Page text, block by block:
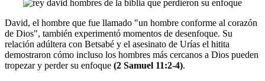
David, el hombre que fue llamado "un hombre conforme al corazón
de Dios", también experimentó momentos de desenfoque. Su
relación adúltera con Betsabé y el asesinato de Urías el hitita
demostraron cómo incluso los hombres más cercanos a Dios pueden
tropezar y perder su enfoque (2 Samuel 11:2-4).